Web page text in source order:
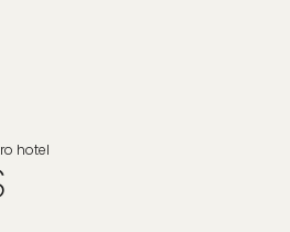
hotel